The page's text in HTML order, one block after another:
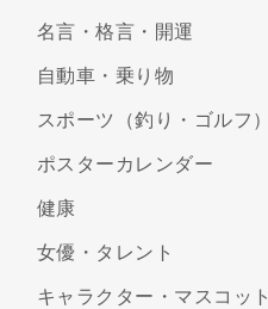
名言・格言・開運
自動車・乗り物
スポーツ（釣り・ゴルフ）
ポスターカレンダー
健康
女優・タレント
キャラクター・マスコット